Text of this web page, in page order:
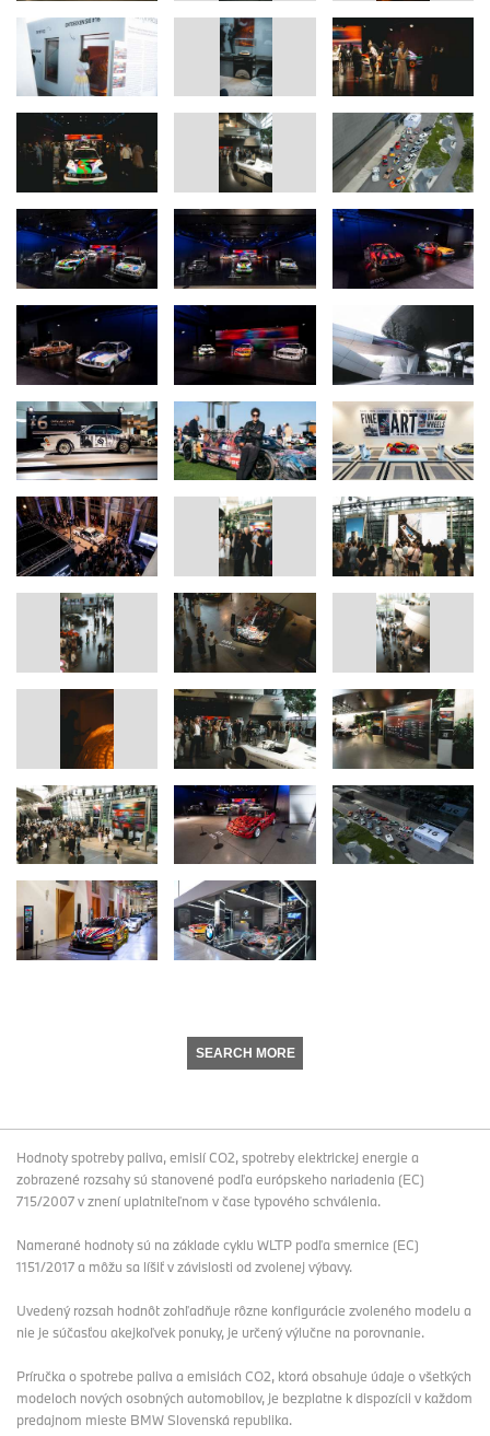
SEARCH MORE
Hodnoty spotreby paliva, emisií CO2, spotreby elektrickej energie a
zobrazené rozsahy sú stanovené podľa európskeho nariadenia (EC)
715/2007 v znení uplatniteľnom v čase typového schválenia.
Namerané hodnoty sú na základe cyklu WLTP podľa smernice (EC)
1151/2017 a môžu sa líšiť v závislosti od zvolenej výbavy.
Uvedený rozsah hodnôt zohľadňuje rôzne konfigurácie zvoleného modelu a
nie je súčasťou akejkoľvek ponuky, je určený výlučne na porovnanie.
Príručka o spotrebe paliva a emisiách CO2, ktorá obsahuje údaje o všetkých
modeloch nových osobných automobilov, je bezplatne k dispozícii v každom
predajnom mieste BMW Slovenská republika.